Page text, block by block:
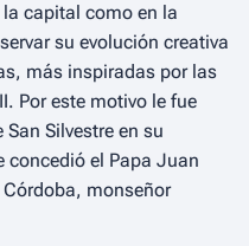
capital como en la
su evolución creativa
más inspiradas por las
Por este motivo le fue
Silvestre en su
concedió el Papa Juan
monseñor